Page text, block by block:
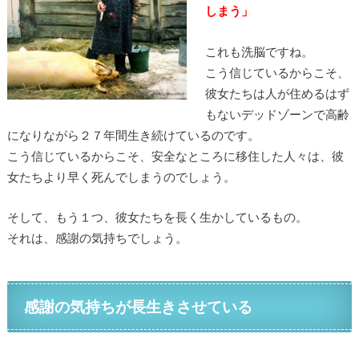
しまう」
これも洗脳ですね。
こう信じているからこそ、
彼女たちは人が住めるはず
もないデッドゾーンで高齢
になりながら２７年間生き続けているのです。
こう信じているからこそ、安全なところに移住した人々は、彼
女たちより早く死んでしまうのでしょう。
そして、もう１つ、彼女たちを長く生かしているもの。
それは、感謝の気持ちでしょう。
感謝の気持ちが長生きさせている